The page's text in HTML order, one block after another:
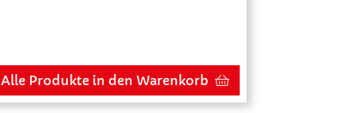
Alle Produkte in den Warenkorb